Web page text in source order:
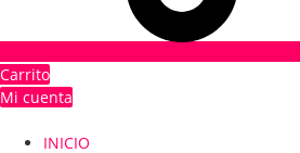
Carrito
Mi cuenta
INICIO